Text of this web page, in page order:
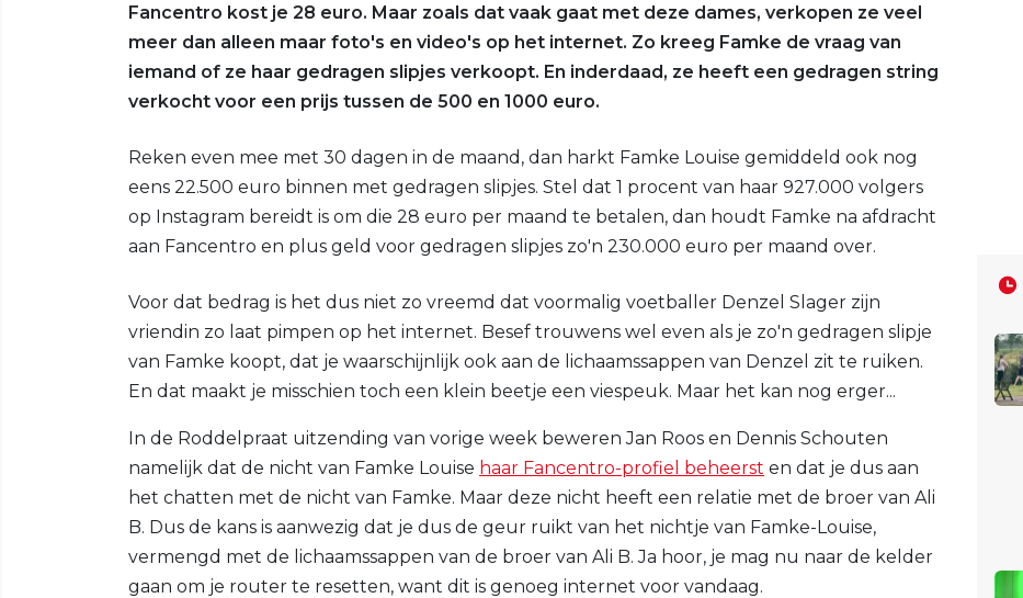
Fancentro kost je 28 euro. Maar zoals dat vaak gaat met deze dames, verkopen ze veel
meer dan alleen maar foto's en video's op het internet. Zo kreeg Famke de vraag van
iemand of ze haar gedragen slipjes verkoopt. En inderdaad, ze heeft een gedragen string
verkocht voor een prijs tussen de 500 en 1000 euro.
Reken even mee met 30 dagen in de maand, dan harkt Famke Louise gemiddeld ook nog
eens 22.500 euro binnen met gedragen slipjes. Stel dat 1 procent van haar 927.000 volgers
op Instagram bereidt is om die 28 euro per maand te betalen, dan houdt Famke na afdracht
aan Fancentro en plus geld voor gedragen slipjes zo'n 230.000 euro per maand over.
Voor dat bedrag is het dus niet zo vreemd dat voormalig voetballer Denzel Slager zijn
vriendin zo laat pimpen op het internet. Besef trouwens wel even als je zo'n gedragen slipje
van Famke koopt, dat je waarschijnlijk ook aan de lichaamssappen van Denzel zit te ruiken.
En dat maakt je misschien toch een klein beetje een viespeuk. Maar het kan nog erger...
In de Roddelpraat uitzending van vorige week beweren Jan Roos en Dennis Schouten
namelijk dat de nicht van Famke Louise haar Fancentro-profiel beheerst en dat je dus aan
het chatten met de nicht van Famke. Maar deze nicht heeft een relatie met de broer van Ali
B. Dus de kans is aanwezig dat je dus de geur ruikt van het nichtje van Famke-Louise,
vermengd met de lichaamssappen van de broer van Ali B. Ja hoor, je mag nu naar de kelder
gaan om je router te resetten, want dit is genoeg internet voor vandaag.